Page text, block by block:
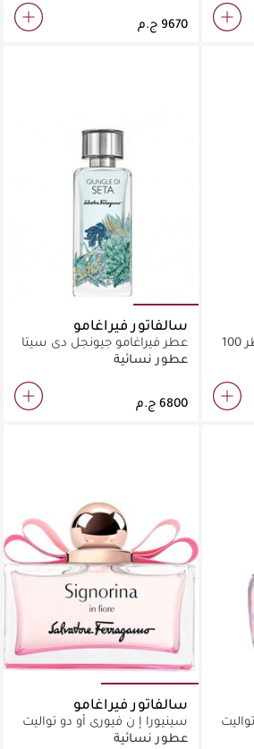
فيراغامو فينديميا ماء عطر 100
سالفاتور فيراغامو
عطر فيراغامو جيونجل دي سيتا
أو دو برفيوم 100 مل
عطور نسائية
سالفاتور فيراغامو
سينيورا إ ن فيوري أو دو تواليت
عطور نسائية